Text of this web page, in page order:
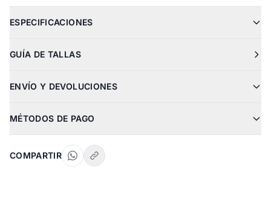
ESPECIFICACIONES
GUÍA DE TALLAS
ENVÍO Y DEVOLUCIONES
MÉTODOS DE PAGO
COMPARTIR